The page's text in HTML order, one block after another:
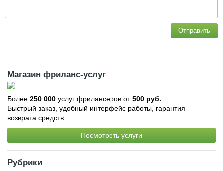
Отправить
Магазин фриланс-услуг
Более 250 000 услуг фрилансеров от500 руб.
Быстрый заказ, удобный интерфейс работы, гарантия
возврата средств.
Посмотреть услуги
Рубрики